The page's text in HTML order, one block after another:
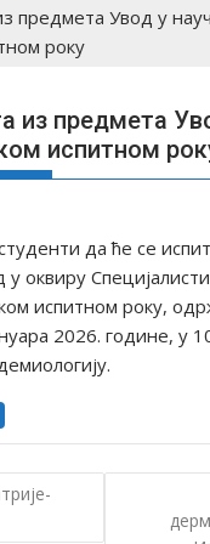
предмета Увод у
року
из предмета
испитном
да ће се
оквиру
испитном року,
2026. године, у